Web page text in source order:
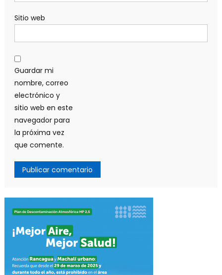
Sitio web
Guardar mi
nombre, correo
electrónico y
sitio web en este
navegador para
la próxima vez
que comente.